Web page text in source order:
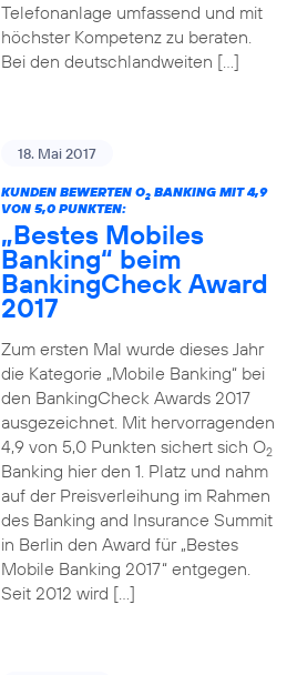
Telefonanlage umfassend und mit
höchster Kompetenz zu beraten.
Bei den deutschlandweiten […]
18. Mai 2017
KUNDEN BEWERTEN O2BANKING MIT 4,9
VON 5,0 PUNKTEN:
„Bestes Mobiles
Banking“ beim
BankingCheck Award
2017
Zum ersten Mal wurde dieses Jahr
die Kategorie „Mobile Banking“ bei
den BankingCheck Awards 2017
ausgezeichnet. Mit hervorragenden
4,9 von 5,0 Punkten sichert sich O2
Banking hier den 1. Platz und nahm
auf der Preisverleihung im Rahmen
des Banking and Insurance Summit
in Berlin den Award für „Bestes
Mobile Banking 2017“ entgegen.
Seit 2012 wird […]